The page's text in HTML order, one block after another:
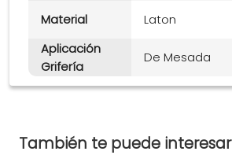
Material
Laton
Aplicación
Grifería
De Mesada
También te puede interesar